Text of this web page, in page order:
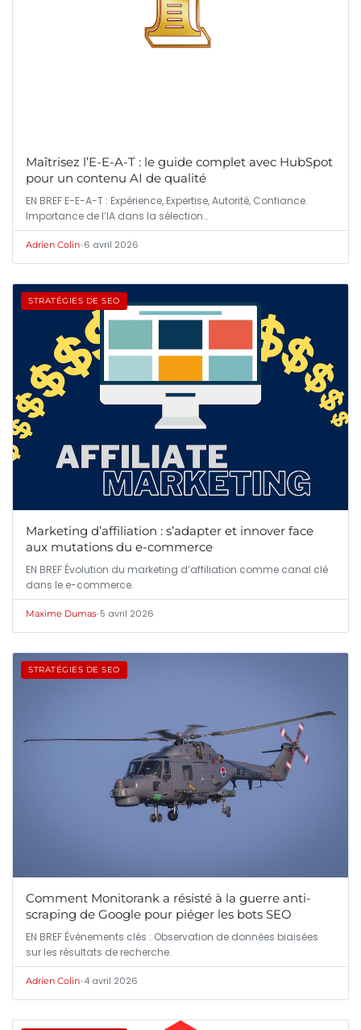
Maîtrisez l’E-E-A-T : le guide complet avec HubSpot
pour un contenu AI de qualité
EN BREF E-E-A-T : Expérience, Expertise, Autorité, Confiance.
Importance de l’IA dans la sélection…
Adrien Colin•6 avril 2026
STRATÉGIES DE SEO
Marketing d’affiliation : s’adapter et innover face
aux mutations du e-commerce
EN BREF Évolution du marketing d’affiliation comme canal clé
dans le e-commerce.
Maxime Dumas•5 avril 2026
STRATÉGIES DE SEO
Comment Monitorank a résisté à la guerre anti-
scraping de Google pour piéger les bots SEO
EN BREF Événements clés : Observation de données biaisées
sur les résultats de recherche.
Adrien Colin•4 avril 2026